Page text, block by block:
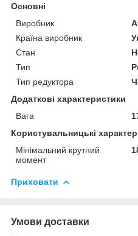
Основні
Виробник
Країна виробник
Стан
Тип
Тип редуктора
Додаткові характеристики
Вага
Користувальницькі
Мінімальний крутний
момент
Приховати
Умови доставки